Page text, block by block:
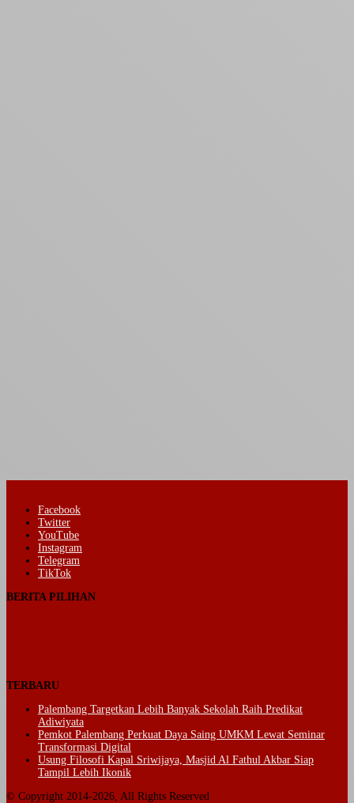
Facebook
Twitter
YouTube
Instagram
Telegram
TikTok
BERITA PILIHAN
TERBARU
Palembang Targetkan Lebih Banyak Sekolah Raih Predikat
Adiwiyata
Pemkot Palembang Perkuat Daya Saing UMKM Lewat Seminar
Transformasi Digital
Usung Filosofi Kapal Sriwijaya, Masjid Al Fathul Akbar Siap
Tampil Lebih Ikonik
© Copyright 2014-2026, All Rights Reserved